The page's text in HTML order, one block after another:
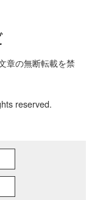
章の無断転載を禁
reserved.